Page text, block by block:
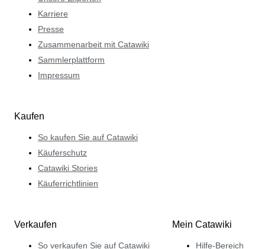
Karriere
Presse
Zusammenarbeit mit Catawiki
Sammlerplattform
Impressum
Kaufen
So kaufen Sie auf Catawiki
Käuferschutz
Catawiki Stories
Käuferrichtlinien
Verkaufen
So verkaufen Sie auf Catawiki
Mein Catawiki
Hilfe-Bereich